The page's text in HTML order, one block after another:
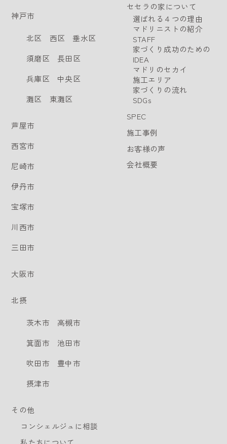
神戸市
北区 西区
垂水区
須磨区
長田区
兵庫区
中央区
灘区
東灘区
芦屋市
西宮市
尼崎市
伊丹市
宝塚市
川西市
三田市
大阪市
北摂
茨木市
高槻市
箕面市
池田市
吹田市
豊中市
摂津市
その他
コンシェルジュに相談
セセラの家について
選ばれる４つの理由
マドリニストの紹介
STAFF
家づくり成功のための
IDEA
マドリのセカイ
施工エリア
家づくりの流れ
SDGs
SPEC
施工事例
お客様の声
会社概要